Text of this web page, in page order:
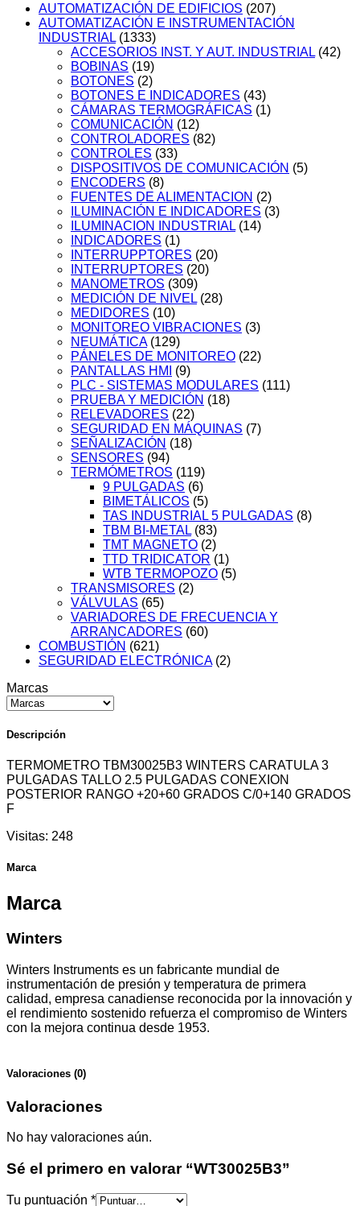
AUTOMATIZACIÓN DE EDIFICIOS (207)
AUTOMATIZACIÓN E INSTRUMENTACIÓN
INDUSTRIAL (1333)
ACCESORIOS INST. Y AUT. INDUSTRIAL (42)
BOBINAS (19)
BOTONES (2)
BOTONES E INDICADORES (43)
CÁMARAS TERMOGRÁFICAS (1)
COMUNICACIÓN (12)
CONTROLADORES (82)
CONTROLES (33)
DISPOSITIVOS DE COMUNICACIÓN (5)
ENCODERS (8)
FUENTES DE ALIMENTACION (2)
ILUMINACIÓN E INDICADORES (3)
ILUMINACION INDUSTRIAL (14)
INDICADORES (1)
INTERRUPPTORES (20)
INTERRUPTORES (20)
MANOMETROS (309)
MEDICIÓN DE NIVEL (28)
MEDIDORES (10)
MONITOREO VIBRACIONES (3)
NEUMÁTICA (129)
PÁNELES DE MONITOREO (22)
PANTALLAS HMI
(9)
PLC - SISTEMAS MODULARES (111)
PRUEBA Y MEDICIÓN (18)
RELEVADORES (22)
SEGURIDAD EN MÁQUINAS (7)
SEÑALIZACIÓN (18)
SENSORES (94)
TERMÓMETROS (119)
9 PULGADAS (6)
BIMETÁLICOS (5)
TAS INDUSTRIAL 5 PULGADAS (8)
TBM BI-METAL (83)
TMT MAGNETO (2)
TTD TRIDICATOR (1)
WTB TERMOPOZO (5)
TRANSMISORES (2)
VÁLVULAS (65)
VARIADORES DE FRECUENCIA Y
ARRANCADORES (60)
COMBUSTIÓN (621)
SEGURIDAD ELECTRÓNICA (2)
Marcas
Descripción
TERMOMETRO TBM30025B3 WINTERS CARATULA 3
PULGADAS TALLO 2.5 PULGADAS CONEXION
POSTERIOR RANGO +20+60 GRADOS C/0+140 GRADOS
F
Visitas: 248
Marca
Marca
Winters
Winters Instruments es un fabricante mundial de
instrumentación de presión y temperatura de primera
calidad, empresa canadiense reconocida por la innovación y
el rendimiento sostenido refuerza el compromiso de Winters
con la mejora continua desde 1953.
Valoraciones (0)
Valoraciones
No hay valoraciones aún.
Sé el primero en valorar “WT30025B3”
Tu puntuación *